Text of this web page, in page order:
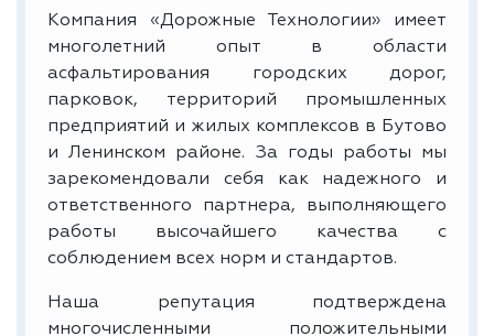
Компания «Дорожные Технологии» имеет
многолетний опыт в области
асфальтирования городских дорог,
парковок, территорий промышленных
предприятий и жилых комплексов в Бутово
и Ленинском районе. За годы работы мы
зарекомендовали себя как надежного и
ответственного партнера, выполняющего
работы высочайшего качества с
соблюдением всех норм и стандартов.
Наша репутация подтверждена
многочисленными положительными